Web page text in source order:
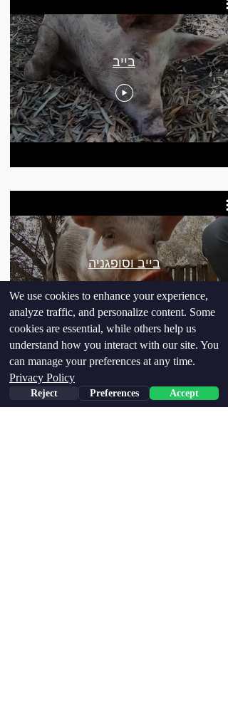
בייב
בייב וסופגניה
We use cookies to enhance your experience,
analyze traffic, and personalize content. Some
cookies are essential, while others help us
understand how you interact with our site. You
can manage your preferences at any time.
Privacy Policy
Reject Preferences Accept